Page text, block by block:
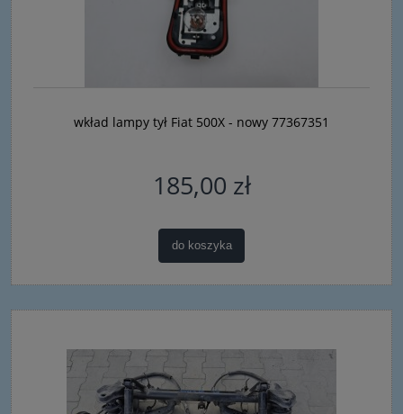
wkład lampy tył Fiat 500X - nowy 77367351
185,00 zł
do koszyka